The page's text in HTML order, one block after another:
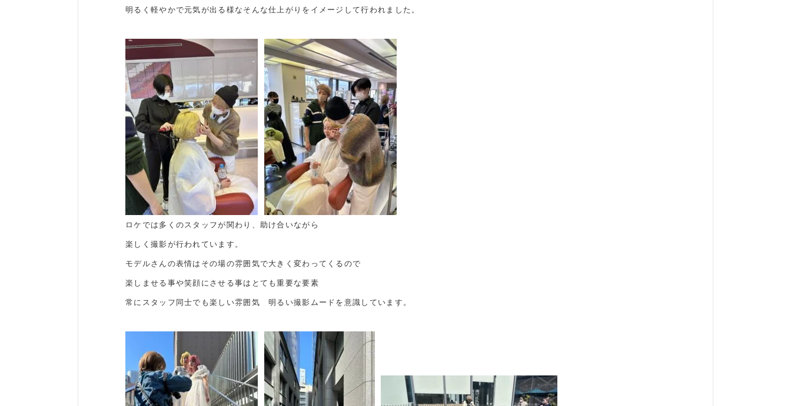
明るく軽やかで元気が出る様なそんな仕上がりをイメージして行われました。
ロケでは多くのスタッフが関わり、助け合いながら
楽しく撮影が行われています。
モデルさんの表情はその場の雰囲気で大きく変わってくるので
楽しませる事や笑顔にさせる事はとても重要な要素
常にスタッフ同士でも楽しい雰囲気 明るい撮影ムードを意識しています。